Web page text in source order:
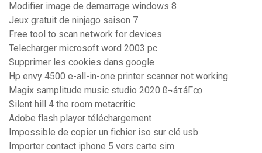
Modifier image de demarrage windows 8
Jeux gratuit de ninjago saison 7
Free tool to scan network for devices
Telecharger microsoft word 2003 pc
Supprimer les cookies dans google
Hp envy 4500 e-all-in-one printer scanner not working
Magix samplitude music studio 2020 ß¬áτáΓ∞
Silent hill 4 the room metacritic
Adobe flash player téléchargement
Impossible de copier un fichier iso sur clé usb
Importer contact iphone 5 vers carte sim